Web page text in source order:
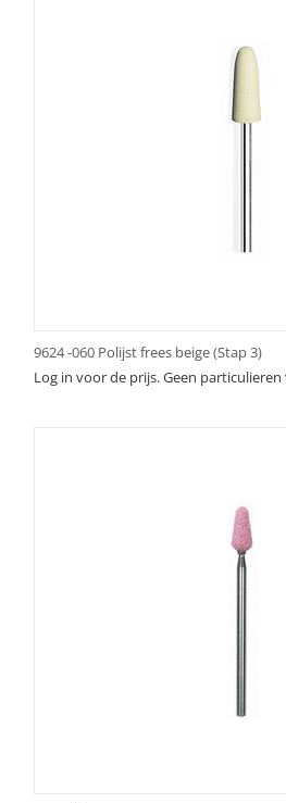
9624 -060 Polijst frees beige (Stap 3)
Log in voor de prijs. Geen